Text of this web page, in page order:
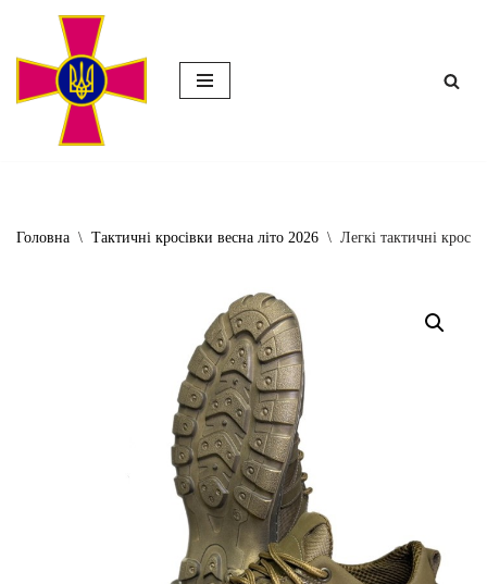
Перейти
Головна \ Тактичні кросівки весна літо 2026 \ Легкі тактичні